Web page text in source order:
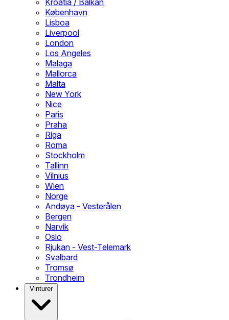
Kroatia / Balkan
København
Lisboa
Liverpool
London
Los Angeles
Malaga
Mallorca
Malta
New York
Nice
Paris
Praha
Riga
Roma
Stockholm
Tallinn
Vilnius
Wien
Norge
Andøya - Vesterålen
Bergen
Narvik
Oslo
Rjukan - Vest-Telemark
Svalbard
Tromsø
Trondheim
Vinturer